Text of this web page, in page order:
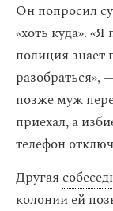
Он попросил
«хоть куда».
полиция
разобраться»,
позже муж
приехал, а
телефон
Другая
колонии ей